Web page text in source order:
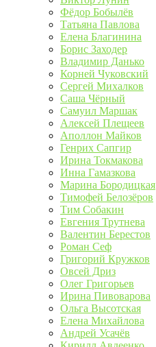
Фёдор Бобылёв
Татьяна Павлова
Елена Благинина
Борис Заходер
Владимир Данько
Корней Чуковский
Сергей Михалков
Саша Чёрный
Самуил Маршак
Алексей Плещеев
Аполлон Майков
Генрих Сапгир
Ирина Токмакова
Инна Гамазкова
Марина Бородицкая
Тимофей Белозёров
Тим Собакин
Евгения Трутнева
Валентин Берестов
Роман Сеф
Григорий Кружков
Овсей Дриз
Олег Григорьев
Ирина Пивоварова
Ольга Высотская
Елена Михайлова
Андрей Усачёв